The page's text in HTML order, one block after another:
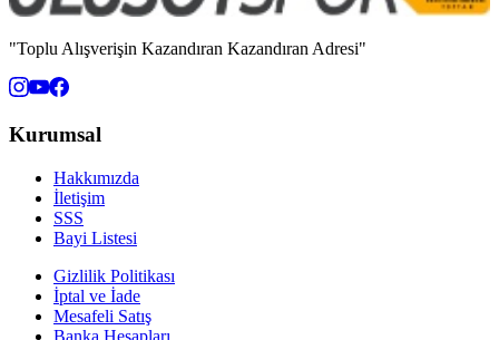
"Toplu Alışverişin Kazandıran Kazandıran Adresi"
Kurumsal
Hakkımızda
İletişim
SSS
Bayi Listesi
Gizlilik Politikası
İptal ve İade
Mesafeli Satış
Banka Hesapları